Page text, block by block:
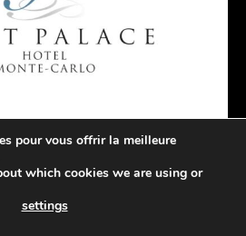
pour vous offrir la meilleure
which cookies we are using or
settings